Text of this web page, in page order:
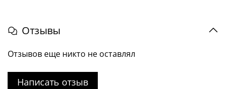
Отзывы
Отзывов еще никто не оставлял
Написать отзыв